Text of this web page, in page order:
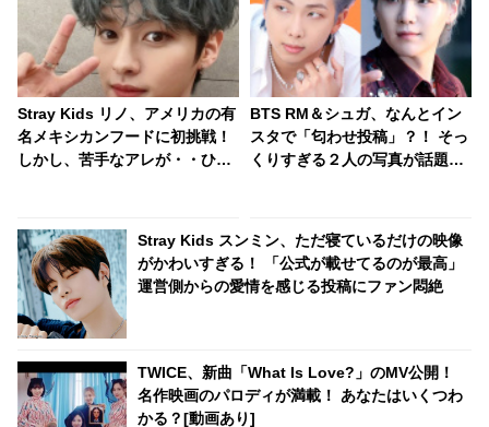
Stray Kids リノ、アメリカの有
名メキシカンフードに初挑戦！
しかし、苦手なアレが・・ひと
BTS RM＆シュガ、なんとイン
スタで「匂わせ投稿」？！ そっ
くりすぎる２人の写真が話題
わせぶりにファンも爆笑
Stray Kids スンミン、ただ寝ているだけの映像
がかわいすぎる！ 「公式が載せてるのが最高」
運営側からの愛情を感じる投稿にファン悶絶
TWICE、新曲「What Is Love?」のMV公開！
名作映画のパロディが満載！ あなたはいくつわ
かる？[動画あり]